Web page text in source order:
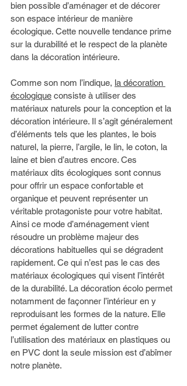
bien possible d’aménager et de décorer
son espace intérieur de manière
écologique. Cette nouvelle tendance prime
sur la durabilité et le respect de la planète
dans la décoration intérieure.
Comme son nom l’indique, la décoration
écologique consiste à utiliser des
matériaux naturels pour la conception et la
décoration intérieure. Il s’agit généralement
d’éléments tels que les plantes, le bois
naturel, la pierre, l’argile, le lin, le coton, la
laine et bien d’autres encore. Ces
matériaux dits écologiques sont connus
pour offrir un espace confortable et
organique et peuvent représenter un
véritable protagoniste pour votre habitat.
Ainsi ce mode d’aménagement vient
résoudre un problème majeur des
décorations habituelles qui se dégradent
rapidement. Ce qui n’est pas le cas des
matériaux écologiques qui visent l’intérêt
de la durabilité. La décoration écolo permet
notamment de façonner l’intérieur en y
reproduisant les formes de la nature. Elle
permet également de lutter contre
l’utilisation des matériaux en plastiques ou
en PVC dont la seule mission est d’abîmer
notre planète.